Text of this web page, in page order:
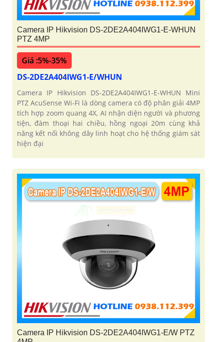
Camera IP Hikvision DS-2DE2A404IWG1-E-WHUN
PTZ 4MP
Giá :5%-35%
DS-2DE2A404IWG1-E/WHUN
Camera IP Hikvision DS-2DE2A404IWG1-E-WHUN Mini
PTZ AcuSense Wi-Fi là dòng camera có độ phân giải 4MP
tích hợp zoom quang 4X, AI nhận diện người và phương
tiện, đàm thoại hai chiều, hồng ngoại 20m cùng khả
năng kết nối không dây linh hoạt cho hệ thống giám sát
hiện đại
Camera IP Hikvision DS-2DE2A404IWG1-E/W PTZ